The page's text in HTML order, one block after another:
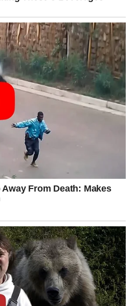
kojih ćete jasno vidjeti kome
svoje pravo lice.
istinu
trenuci.
i sudbinski period.
postaje mnogo ozbiljniji i